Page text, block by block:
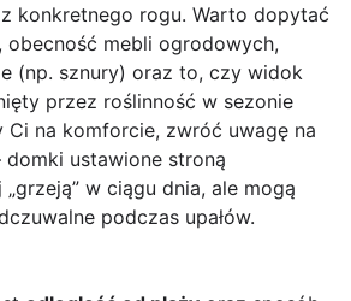
konkretnego rogu. Warto dopytać
, obecność mebli ogrodowych,
(np. sznury) oraz to, czy widok
przez roślinność w sezonie
Ci na komforcie, zwróć uwagę na
domki ustawione stroną
„grzeją” w ciągu dnia, ale mogą
podczas upałów.